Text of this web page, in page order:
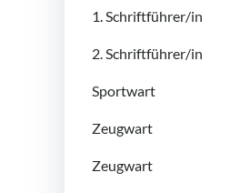
1.
2.
Sportwart
Zeugwart
Zeugwart